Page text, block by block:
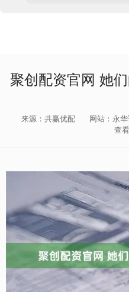
聚创配资官网 她
来源：共赢优配 网站：永
查